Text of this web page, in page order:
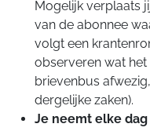
Mogelijk verplaats
van de abonnee
volgt een
observeren wat
brievenbus
dergelijke zaken).
Je neemt elke